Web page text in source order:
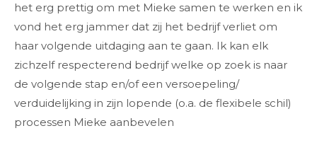
het erg prettig om met Mieke samen te werken en ik
vond het erg jammer dat zij het bedrijf verliet om
haar volgende uitdaging aan te gaan. Ik kan elk
zichzelf respecterend bedrijf welke op zoek is naar
de volgende stap en/of een versoepeling/
verduidelijking in zijn lopende (o.a. de flexibele schil)
processen Mieke aanbevelen